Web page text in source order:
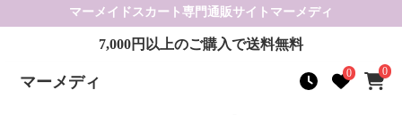
マーメイドスカート 専門通販サイト マーメディ
7,000円以上のご購入で送料無料
マーメディ 0 0